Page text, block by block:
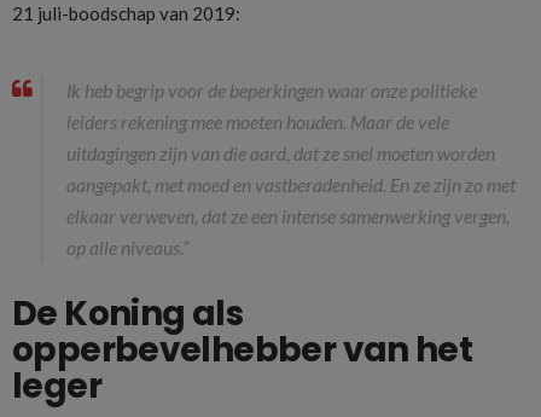
21 juli-boodschap van 2019:
Ik heb begrip voor de beperkingen waar onze politieke
leiders rekening mee moeten houden. Maar de vele
uitdagingen zijn van die aard, dat ze snel moeten worden
aangepakt, met moed en vastberadenheid. En ze zijn zo met
elkaar verweven, dat ze een intense samenwerking vergen,
op alle niveaus.”
De Koning als
opperbevelhebber van het
leger